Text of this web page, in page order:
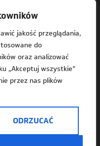
jakość przeglądania,
do
oraz analizować
„Akceptuj wszystkie”
przez nas plików
ODRZUCAĆ
prostym do czytania